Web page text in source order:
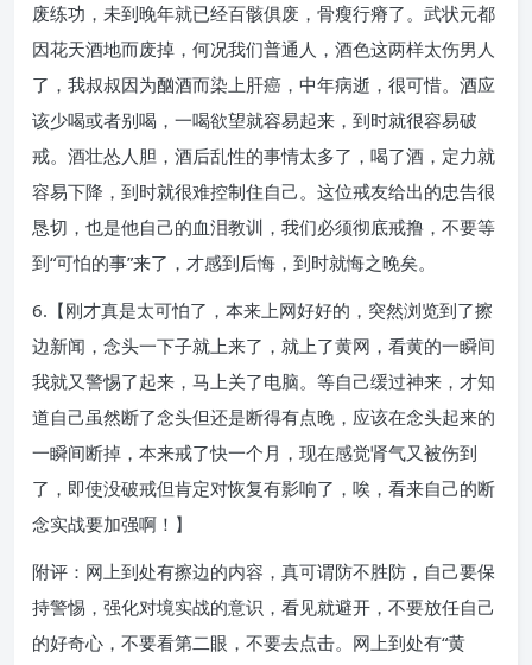
废练功，未到晚年就已经百骸俱废，骨瘦行瘠了。武状元都
因花天酒地而废掉，何况我们普通人，酒色这两样太伤男人
了，我叔叔因为酗酒而染上肝癌，中年病逝，很可惜。酒应
该少喝或者别喝，一喝欲望就容易起来，到时就很容易破
戒。酒壮怂人胆，酒后乱性的事情太多了，喝了酒，定力就
容易下降，到时就很难控制住自己。这位戒友给出的忠告很
恳切，也是他自己的血泪教训，我们必须彻底戒撸，不要等
到“可怕的事”来了，才感到后悔，到时就悔之晚矣。
6.【刚才真是太可怕了，本来上网好好的，突然浏览到了擦
边新闻，念头一下子就上来了，就上了黄网，看黄的一瞬间
我就又警惕了起来，马上关了电脑。等自己缓过神来，才知
道自己虽然断了念头但还是断得有点晚，应该在念头起来的
一瞬间断掉，本来戒了快一个月，现在感觉肾气又被伤到
了，即使没破戒但肯定对恢复有影响了，唉，看来自己的断
念实战要加强啊！】
附评：网上到处有擦边的内容，真可谓防不胜防，自己要保
持警惕，强化对境实战的意识，看见就避开，不要放任自己
的好奇心，不要看第二眼，不要去点击。网上到处有“黄